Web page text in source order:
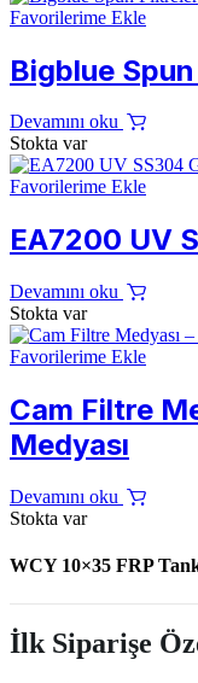
Favorilerime Ekle
Bigblue
Devamını oku
Stokta var
Favorilerime Ekle
EA7200 UV
Devamını oku
Stokta var
Favorilerime Ekle
Cam Filtre
Medyası
Devamını oku
Stokta var
WCY 10×35 FRP
İlk Siparişe